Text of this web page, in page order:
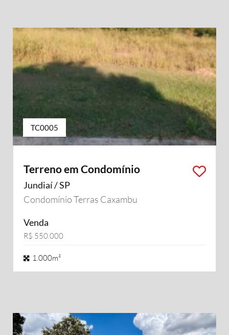
TC0005
Terreno em Condomínio
Jundiaí / SP
Condomínio Terras Caxambu
Venda
R$ 550.000
1.000m²